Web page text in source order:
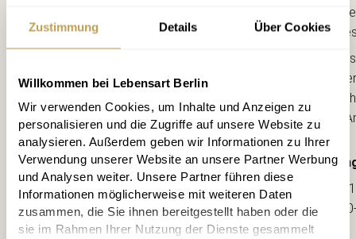
Zustimmung Details Über Cookies
Willkommen bei Lebensart Berlin
Wir verwenden Cookies, um Inhalte und Anzeigen zu
personalisieren und die Zugriffe auf unsere Website zu
analysieren. Außerdem geben wir Informationen zu Ihrer
Verwendung unserer Website an unsere Partner Werbung
und Analysen weiter. Unsere Partner führen diese
Informationen möglicherweise mit weiteren Daten
zusammen, die Sie ihnen bereitgestellt haben oder die
sie im Rahmen Ihrer Nutzung der Dienste gesammelt
12163
(Ecke
-->
Mo-Fr:
Sa: